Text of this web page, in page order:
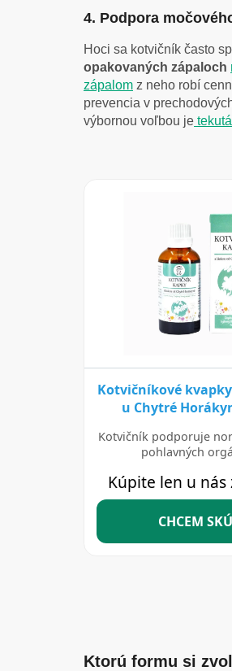
4. Podpora
Hoci sa kotvičník často
opakovaných zápaloch
zápalom z neho robí
prevencia v
výbornou voľbou je
Ktorú formu si